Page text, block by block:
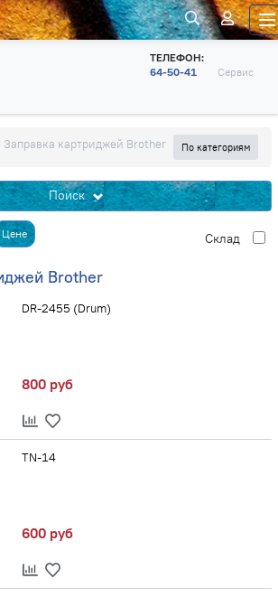
ТЕЛЕФОН:
64-50-41
Сервис
Заправка картриджей Brother По категориям
Поиск
Цене Cклад
Brother
DR-2455 (Drum)
800 руб
TN-14
600 руб